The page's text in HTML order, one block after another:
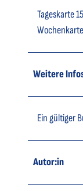
Tageskarte
Weitere
Ein gültiger
Autor:in